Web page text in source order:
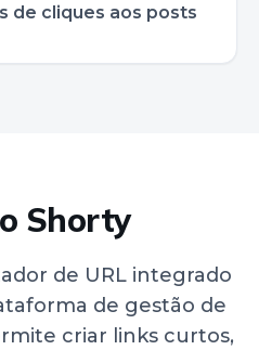
de cliques aos posts
Shorty
de URL integrado
de gestão de
criar links curtos,